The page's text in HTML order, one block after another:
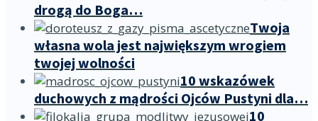
drogą do Boga…
Twoja
własna wola jest największym wrogiem
twojej wolności
10 wskazówek
duchowych z mądrości Ojców Pustyni dla…
10